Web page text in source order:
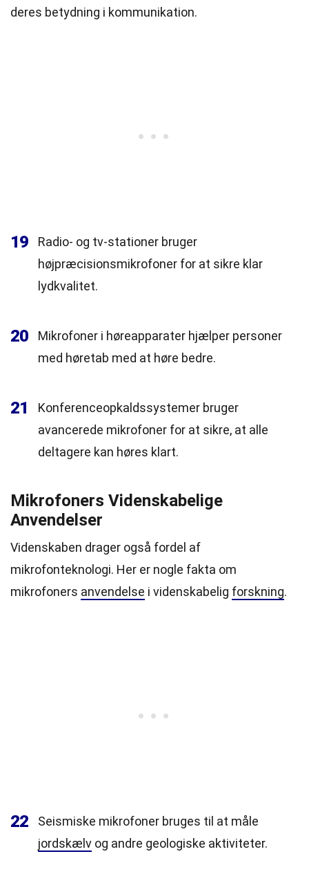
deres betydning i kommunikation.
19
Radio- og tv-stationer bruger
højpræcisionsmikrofoner for at sikre klar
lydkvalitet.
20
Mikrofoner i høreapparater hjælper personer
med høretab med at høre bedre.
21
Konferenceopkaldssystemer bruger
avancerede mikrofoner for at sikre, at alle
deltagere kan høres klart.
Mikrofoners Videnskabelige
Anvendelser
Videnskaben drager også fordel af
mikrofonteknologi. Her er nogle fakta om
mikrofoners anvendelse i videnskabelig forskning.
22
Seismiske mikrofoner bruges til at måle
jordskælv og andre geologiske aktiviteter.